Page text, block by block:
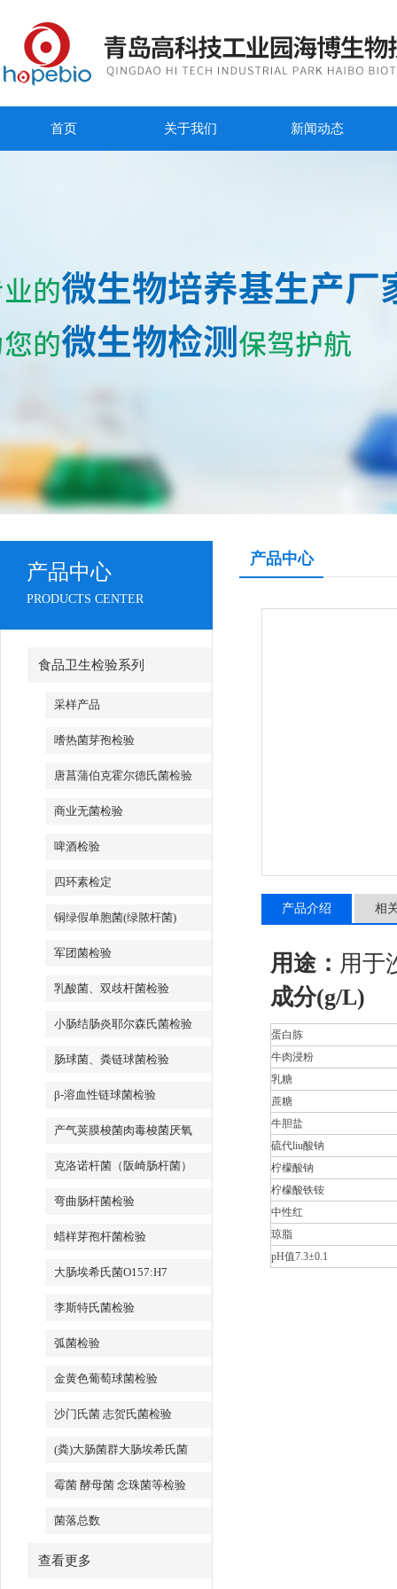
首页 关于我们 新闻动态
产品中心
PRODUCTS CENTER
食品卫生检验系列
采样产品
嗜热菌芽孢检验
唐菖蒲伯克霍尔德氏菌检验
商业无菌检验
啤酒检验
四环素检定
铜绿假单胞菌(绿脓杆菌)
军团菌检验
乳酸菌、双歧杆菌检验
小肠结肠炎耶尔森氏菌检验
肠球菌、粪链球菌检验
β-溶血性链球菌检验
产气荚膜梭菌肉毒梭菌厌氧
克洛诺杆菌（阪崎肠杆菌）
弯曲肠杆菌检验
蜡样芽孢杆菌检验
大肠埃希氏菌O157:H7
李斯特氏菌检验
弧菌检验
金黄色葡萄球菌检验
沙门氏菌 志贺氏菌检验
(粪)大肠菌群大肠埃希氏菌
霉菌 酵母菌 念珠菌等检验
菌落总数
查看更多
产品中心
产品介绍 相
用途： 用于
成分(g/L)
蛋白胨
牛肉浸粉
乳糖
蔗糖
牛胆盐
硫代liu酸钠
柠檬酸钠
柠檬酸铁铵
中性红
琼脂
pH值7.3±0.1